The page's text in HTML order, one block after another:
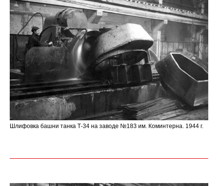
Шлифовка башни танка Т-34 на заводе №183 им. Коминтерна. 1944 г.